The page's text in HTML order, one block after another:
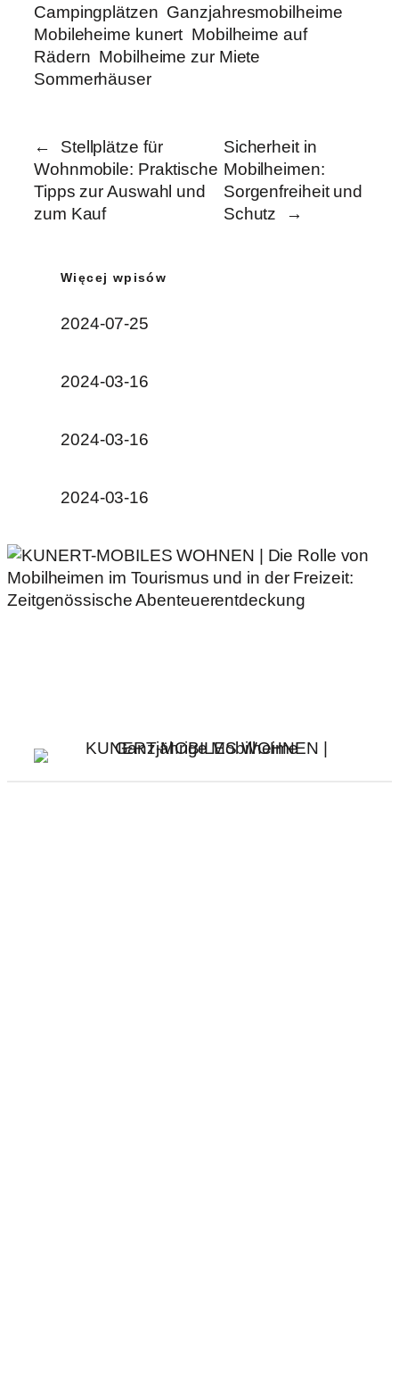
Campingplätzen Ganzjahresmobilheime
Mobileheime kunert Mobilheime auf
Rädern Mobilheime zur Miete
Sommerhäuser
←
Stellplätze für
Wohnmobile: Praktische
Tipps zur Auswahl und
zum Kauf
Sicherheit in
Mobilheimen:
Sorgenfreiheit und
Schutz
→
Więcej wpisów
2024-07-25
2024-03-16
2024-03-16
2024-03-16